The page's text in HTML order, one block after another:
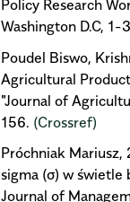
Policy Research
Washington D.C, 1-
Poudel Biswo,
Agricultural
"Journal of
156. (Crossref)
Próchniak Mariusz,
sigma (σ) w świetle
Journal of